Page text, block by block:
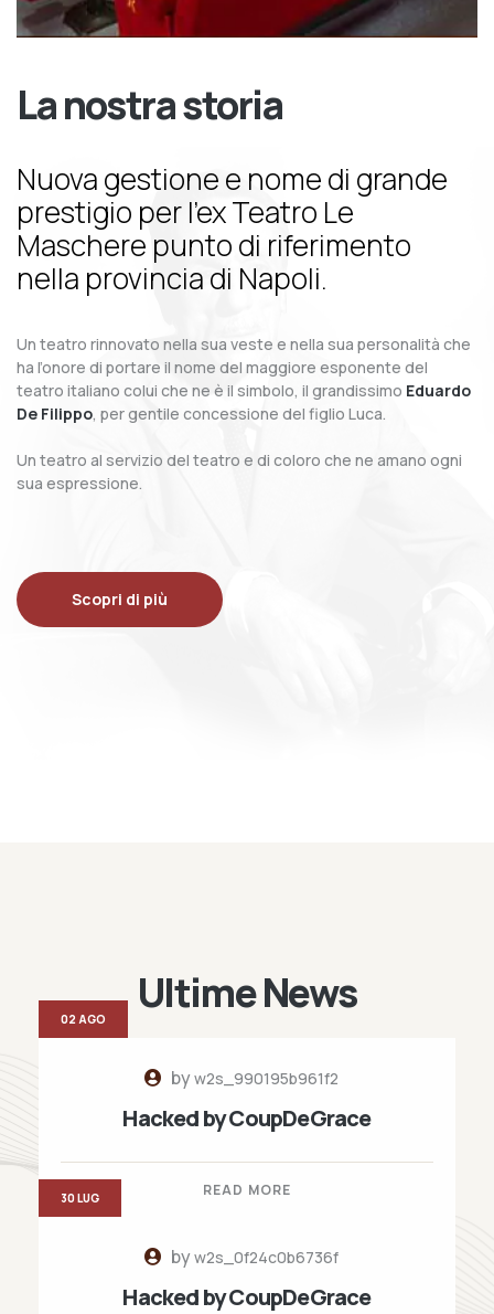
La nostra storia
Nuova gestione e nome di grande
prestigio per l’ex Teatro Le
Maschere punto di riferimento
nella provincia di Napoli.
Un teatro rinnovato nella sua veste e nella sua personalità che
ha l’onore di portare il nome del maggiore esponente del
teatro italiano colui che ne è il simbolo, il grandissimo Eduardo
De Filippo, per gentile concessione del figlio Luca.
Un teatro al servizio del teatro e di coloro che ne amano ogni
sua espressione.
Scopri di più
Ultime News
byw2s_990195b961f2
Hacked by CoupDeGrace
READ MORE
02 AGO
byw2s_0f24c0b6736f
Hacked by CoupDeGrace
30 LUG